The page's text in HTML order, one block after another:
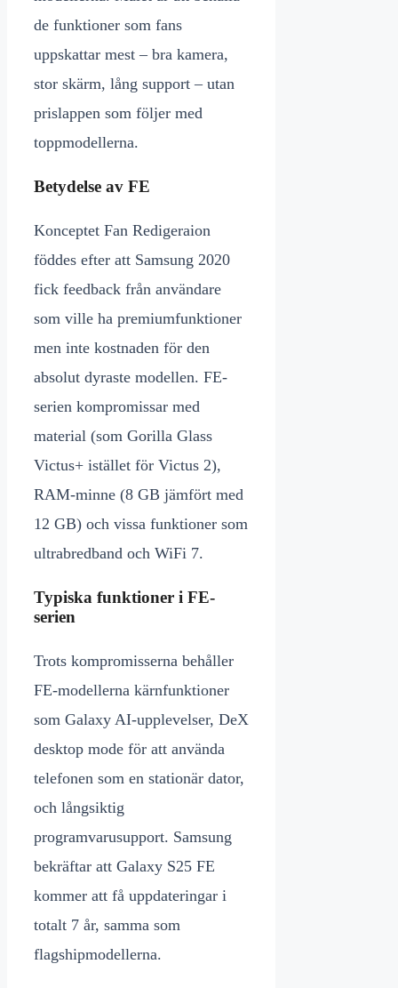
de funktioner som fans
uppskattar mest – bra kamera,
stor skärm, lång support – utan
prislappen som följer med
toppmodellerna.
Betydelse av FE
Konceptet Fan Redigeraion
föddes efter att Samsung 2020
fick feedback från användare
som ville ha premiumfunktioner
men inte kostnaden för den
absolut dyraste modellen. FE-
serien kompromissar med
material (som Gorilla Glass
Victus+ istället för Victus 2),
RAM-minne (8 GB jämfört med
12 GB) och vissa funktioner som
ultrabredband och WiFi 7.
Typiska funktioner i FE-
serien
Trots kompromisserna behåller
FE-modellerna kärnfunktioner
som Galaxy AI-upplevelser, DeX
desktop mode för att använda
telefonen som en stationär dator,
och långsiktig
programvarusupport. Samsung
bekräftar att Galaxy S25 FE
kommer att få uppdateringar i
totalt 7 år, samma som
flagshipmodellerna.